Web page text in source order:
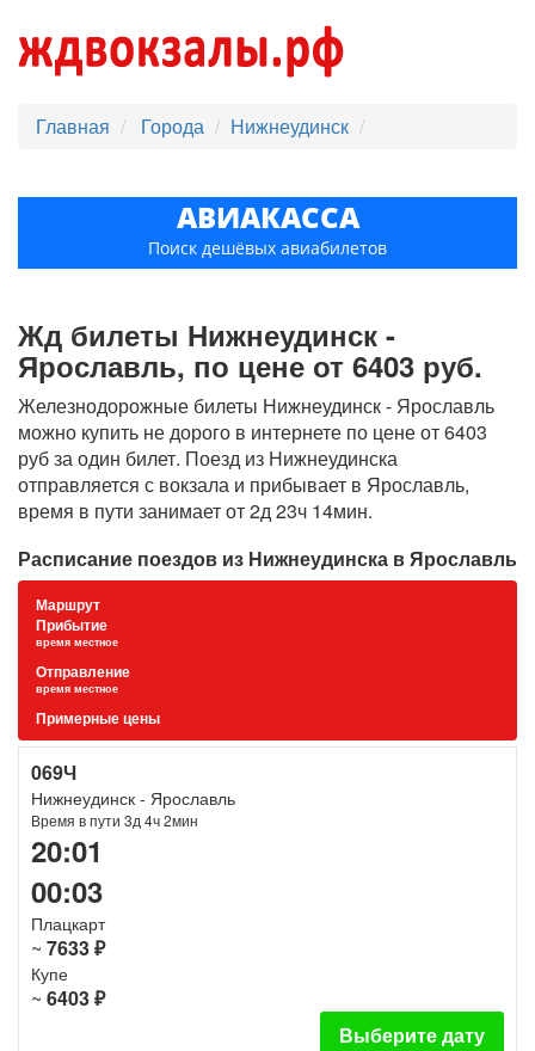
Главная Города Нижнеудинск
АВИАКАССА
Поиск дешёвых авиабилетов
Жд билеты Нижнеудинск -
Ярославль, по цене от 6403 руб.
Железнодорожные билеты Нижнеудинск - Ярославль
можно купить не дорого в интернете по цене от 6403
руб за один билет. Поезд из Нижнеудинска
отправляется с вокзала и прибывает в Ярославль,
время в пути занимает от 2д 23ч 14мин.
Расписание поездов из Нижнеудинска в Ярославль
Маршрут
Прибытие
время местное
Отправление
время местное
Примерные цены
069Ч
Нижнеудинск - Ярославль
Время в пути 3д 4ч 2мин
20:01
00:03
Плацкарт
~ 7633 ₽
Купе
~ 6403 ₽
Выберите дату